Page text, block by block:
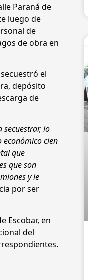
Paraná de
luego de
de
de obra en
el
depósito
de
secuestrar, lo
económico cien
que
que son
y le
por ser
Escobar, en
del